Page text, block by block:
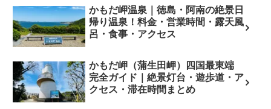
かもだ岬温泉｜徳島・阿南の絶景日
帰り温泉！料金・営業時間・露天風
呂・食事・アクセス
かもだ岬（蒲生田岬）四国最東端
完全ガイド｜絶景灯台・遊歩道・ア
クセス・滞在時間まとめ